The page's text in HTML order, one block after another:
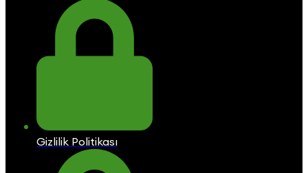
Gizlilik Politikası